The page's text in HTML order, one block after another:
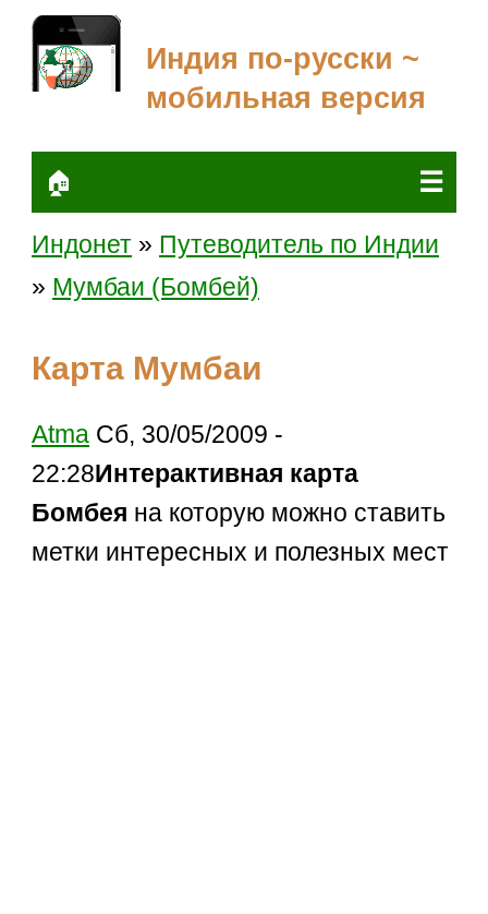
Индия по-русски ~
мобильная версия
🏠 ☰
Индонет » Путеводитель по Индии
» Мумбаи (Бомбей)
Карта Мумбаи
Atma Сб, 30/05/2009 -
22:28Интерактивная карта
Бомбея на которую можно ставить
метки интересных и полезных мест